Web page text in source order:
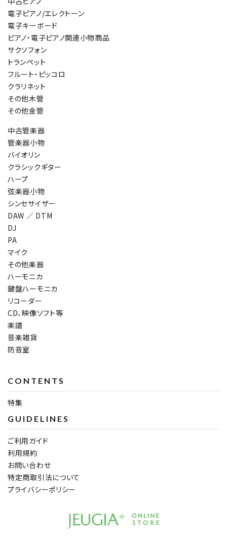
電子ピアノ/エレクトーン
電子キーボード
ピアノ・電子ピアノ関連小物商品
サクソフォン
トランペット
フルート・ピッコロ
クラリネット
その他木管
その他金管
中古管楽器
管楽器小物
バイオリン
クラシックギター
ハープ
弦楽器小物
シンセサイザー
DAW ／ DTM
DJ
PA
マイク
その他楽器
ハーモニカ
鍵盤ハーモニカ
リコーダー
CD、映像ソフト等
楽譜
音楽雑貨
防音室
CONTENTS
特集
GUIDELINES
ご利用ガイド
利用規約
お問い合わせ
特定商取引法について
プライバシーポリシー